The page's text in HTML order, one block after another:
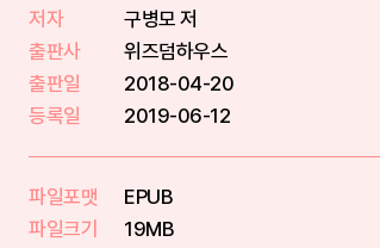
저자
구병모 저
출판사
위즈덤하우스
출판일
2018-04-20
등록일
2019-06-12
파일포맷
EPUB
파일크기
19MB